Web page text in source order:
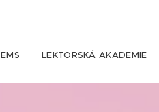
EMS LEKTORSKÁ AKADEMIE